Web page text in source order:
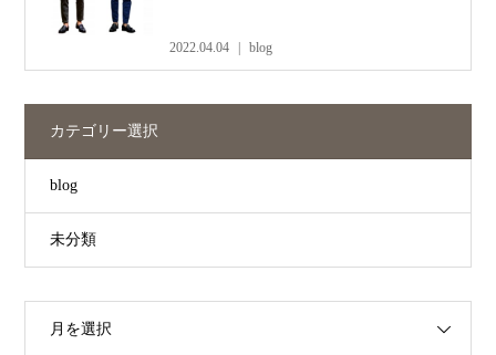
2022.04.04 blog
カテゴリー選択
blog
未分類
月を選択